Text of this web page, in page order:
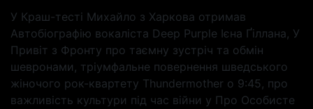
У Краш-тесті Михайло з Харкова отримав
Автобіографію вокаліста Deep Purple Ієна Ґіллана, У
Привіт з Фронту про таємну зустріч та обмін
шевронами, тріумфальне повернення шведського
жіночого рок-квартету Thundermother о 9:45, про
важливість культури під час війни у Про Особисте